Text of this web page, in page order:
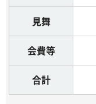
見舞
会費等
合計